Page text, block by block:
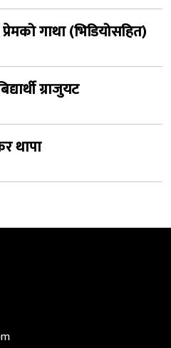
गाथा (भिडियोसहित)
ग्राजुयट
थापा